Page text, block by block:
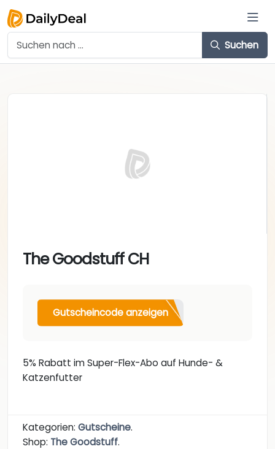
Suchen
The Goodstuff CH
Gutscheincode anzeigen
5% Rabatt im Super-Flex-Abo auf Hunde- &
Katzenfutter
Kategorien: Gutscheine.
Shop: The Goodstuff.